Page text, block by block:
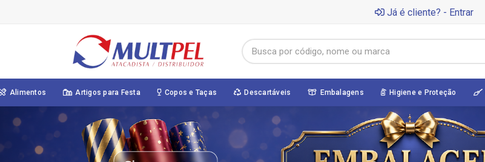
Já é cliente? - Entrar
Alimentos Artigos para Festa Copos e Taças Descartáveis Embalagens Higiene e Proteção